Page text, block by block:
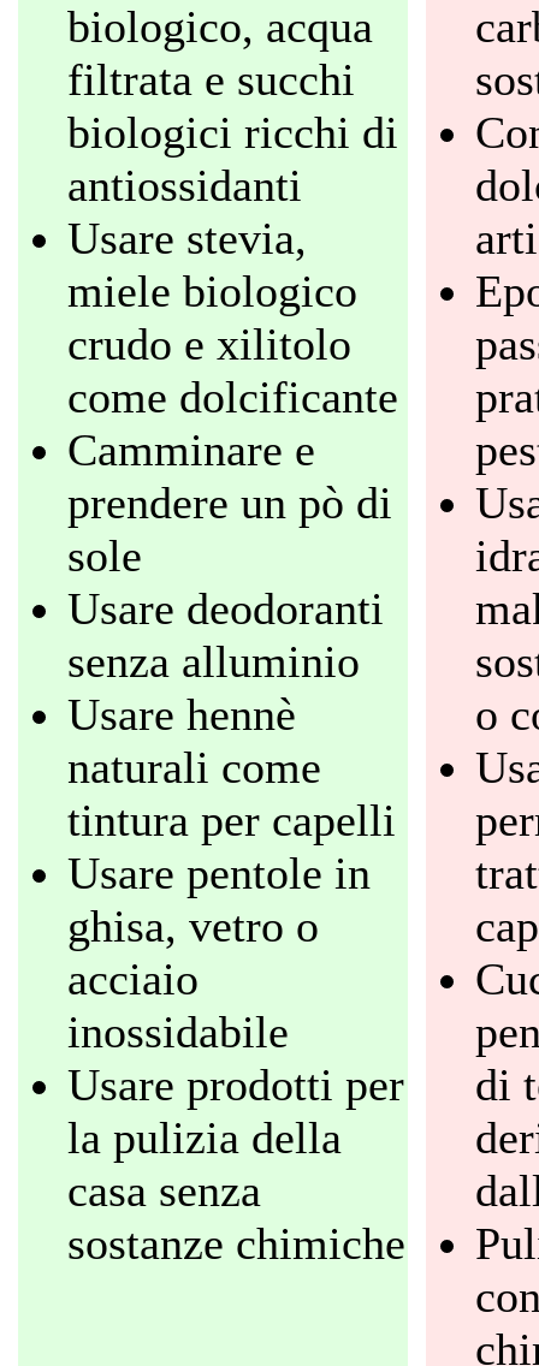
biologico, acqua
filtrata e succhi
biologici ricchi di
antiossidanti
Usare stevia,
miele biologico
crudo e xilitolo
come dolcificante
Camminare e
prendere un pò di
sole
Usare deodoranti
senza alluminio
Usare hennè
naturali come
tintura per capelli
Usare pentole in
ghisa, vetro o
acciaio
inossidabile
Usare prodotti per
la pulizia della
casa senza
sostanze chimiche
o
di